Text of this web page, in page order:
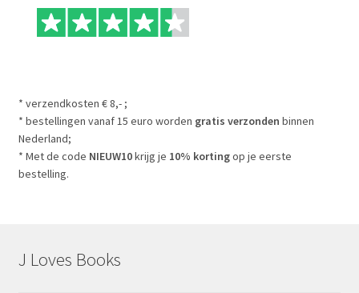
* verzendkosten € 8,- ;
* bestellingen vanaf 15 euro worden gratis verzonden binnen
Nederland;
* Met de code NIEUW10krijg je 10% kortingop je eerste
bestelling.
J Loves Books